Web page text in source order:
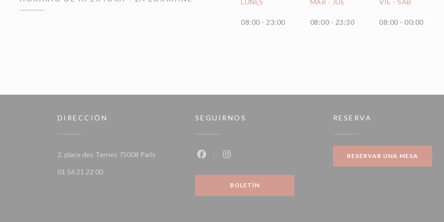
LUNES
08:00 - 23:00
MAR - JUE
08:00 - 23:30
VIE -SAB
08:00 - 00:00
DIRECCIÓN
2, place des Ternes 75008 Paris((abre en una nueva ventana))
01 56 21 22 00
SEGUIRNOS
BOLETÍN
RESERVA
RESERVAR UNA MESA